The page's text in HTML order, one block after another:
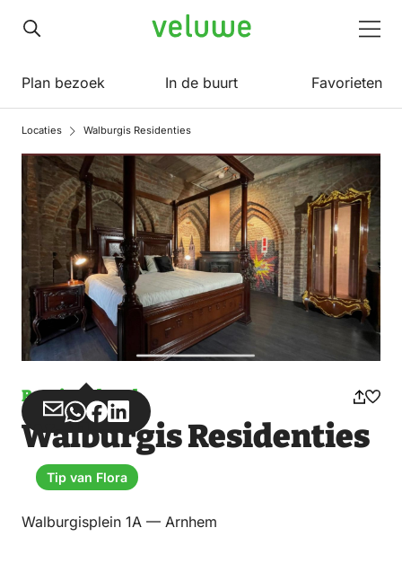
Veluwe
Plan bezoek In de buurt Favorieten
Locaties Walburgis Residenties
Boutique hotel
Deel
via
Email
Deel
via
WhatsApp
Deel
op
Facebook
Deel
op
LinkedIn
Walburgis Residenties
Tip van Flora
Walburgisplein 1A — Arnhem